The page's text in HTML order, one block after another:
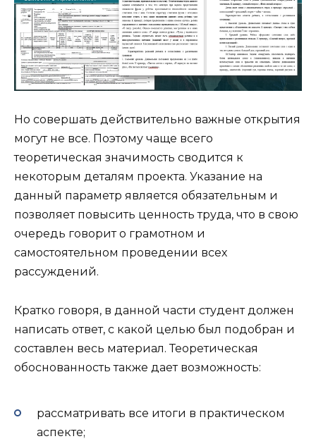
Но совершать действительно важные открытия
могут не все. Поэтому чаще всего
теоретическая значимость сводится к
некоторым деталям проекта. Указание на
данный параметр является обязательным и
позволяет повысить ценность труда, что в свою
очередь говорит о грамотном и
самостоятельном проведении всех
рассуждений.
Кратко говоря, в данной части студент должен
написать ответ, с какой целью был подобран и
составлен весь материал. Теоретическая
обоснованность также дает возможность:
рассматривать все итоги в практическом
аспекте;